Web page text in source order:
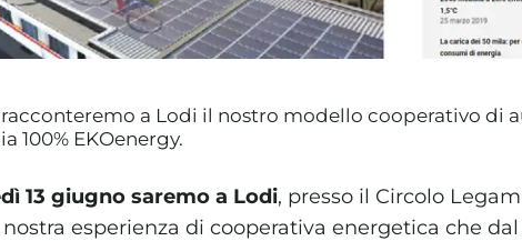
racconteremo a Lodi il nostro modello cooperativo di
100% EKOenergy.
13 giugno saremo a Lodi, presso il Circolo
esperienza di cooperativa energetica che dal